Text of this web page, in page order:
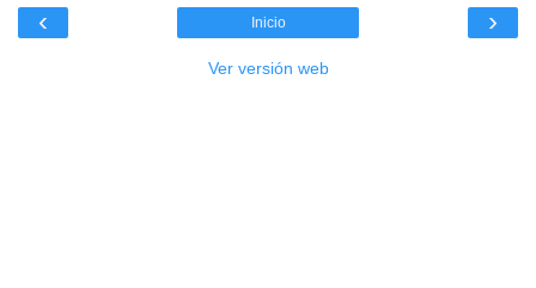
‹ ›
Inicio
Ver versión web